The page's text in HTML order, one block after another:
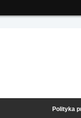
Polityka